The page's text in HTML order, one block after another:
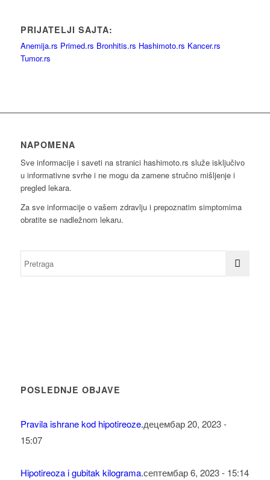
PRIJATELJI SAJTA:
Anemija.rs Primed.rs Bronhitis.rs Hashimoto.rs Kancer.rs
Tumor.rs
NAPOMENA
Sve informacije i saveti na stranici hashimoto.rs služe isključivo
u informativne svrhe i ne mogu da zamene stručno mišljenje i
pregled lekara.
Za sve informacije o vašem zdravlju i prepoznatim simptomima
obratite se nadležnom lekaru.
POSLEDNJE OBJAVE
Pravila ishrane kod hipotireoze.децембар 20, 2023 -
15:07
Hipotireoza i gubitak kilograma.септембар 6, 2023 - 15:14